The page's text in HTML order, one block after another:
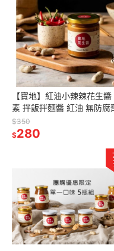
【寶地】紅油小辣辣花生醬
素 拌飯拌麵醬 紅油 無防腐
味精 大紅袍 花椒 辣椒醬 素
$350
$280